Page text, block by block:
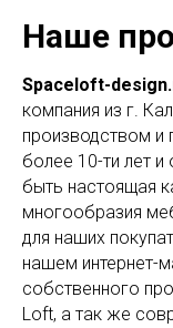
Наше
Spaceloft-
компания из г.
производством и
более 10-ти лет
быть настоящая
многообразия
для наших
нашем интернет-
собственного
Loft, а так же